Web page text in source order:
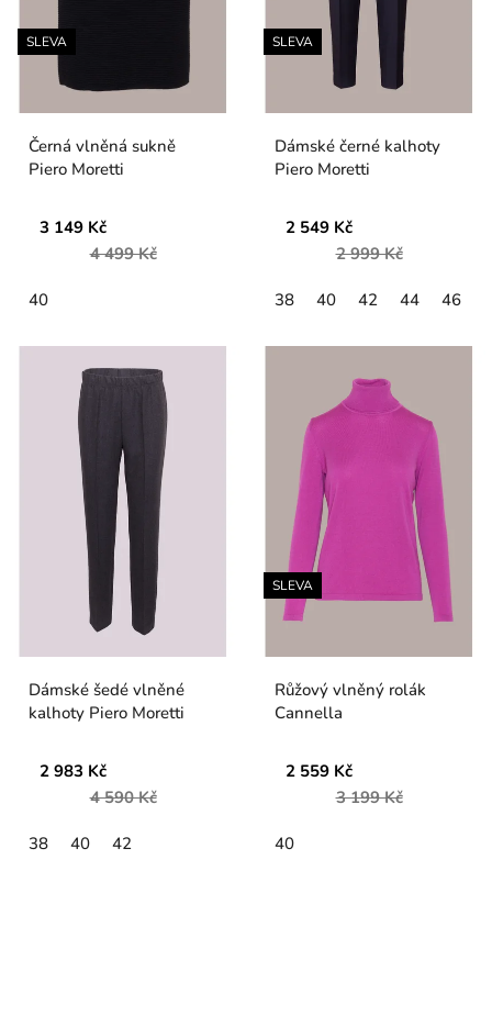
SLEVA
Černá vlněná sukně
Piero Moretti
3 149 Kč
4 499 Kč
40
SLEVA
Dámské černé kalhoty
Piero Moretti
2 549 Kč
2 999 Kč
38 40 42 44 46
Dámské šedé vlněné
kalhoty Piero Moretti
2 983 Kč
4 590 Kč
38 40 42
SLEVA
Růžový vlněný rolák
Cannella
2 559 Kč
3 199 Kč
40